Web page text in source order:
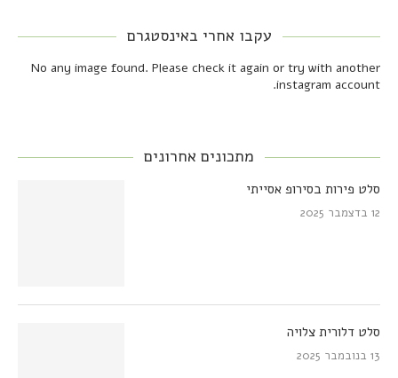
עקבו אחרי באינסטגרם
No any image found. Please check it again or try with another
instagram account.
מתכונים אחרונים
סלט פירות בסירופ אסייתי
12 בדצמבר 2025
סלט דלורית צלויה
13 בנובמבר 2025